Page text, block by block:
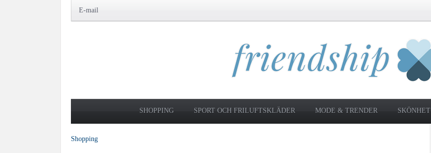
E-mail
SHOPPING SPORT OCH FRILUFTSKLÄDER MODE & TRENDER SKÖNHET
Shopping